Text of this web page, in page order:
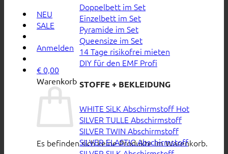
NEU
SALE
Anmelden
€ 0,00
Warenkorb
Es befinden sich keine Produkte im Warenkorb.
Doppelbett im Set
Einzelbett im Set
Pyramide im Set
Queensize im Set
14 Tage risikofrei mieten
DIY für den EMF Profi
STOFFE + BEKLEIDUNG
WHITE SiLK Abschirmstoff
SILVER TULLE Abschirmstoff
SILVER TWIN Abschirmstoff
SILVER ELASTIC Abschirmstoff